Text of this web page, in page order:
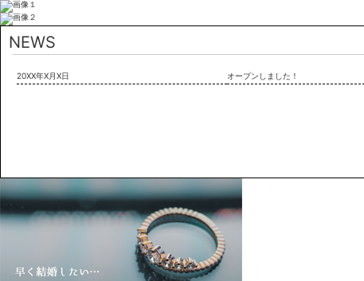
NEWS
20XX年X月X日 オープンしました！